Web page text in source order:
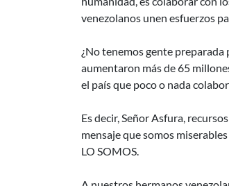
venezolanos unen esfuerzos
¿No tenemos gente preparada
aumentaron más de 65
el país que poco o nada
Es decir, Señor Asfura,
mensaje que somos
LO SOMOS.